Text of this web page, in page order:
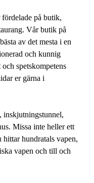
Stängt
Stängt
på butik,
Vår butik på
av det mesta i en
och kunnig
spetskompetens
er gärna i
inskjutningstunnel,
Missa inte heller ett
hundratals vapen,
vapen och till och